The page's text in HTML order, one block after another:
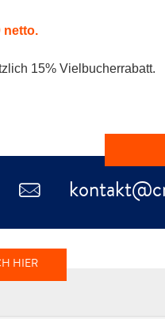
netto.
15% Vielbucherrabatt.
HIER